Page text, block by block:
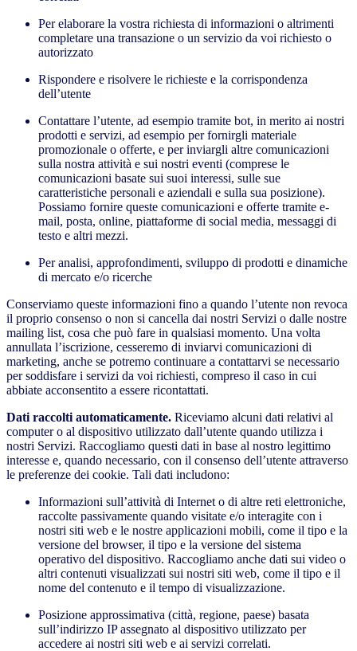
Per elaborare la vostra richiesta di informazioni o altrimenti
completare una transazione o un servizio da voi richiesto o
autorizzato
Rispondere e risolvere le richieste e la corrispondenza
dell’utente
Contattare l’utente, ad esempio tramite bot, in merito ai nostri
prodotti e servizi, ad esempio per fornirgli materiale
promozionale o offerte, e per inviargli altre comunicazioni
sulla nostra attività e sui nostri eventi (comprese le
comunicazioni basate sui suoi interessi, sulle sue
caratteristiche personali e aziendali e sulla sua posizione).
Possiamo fornire queste comunicazioni e offerte tramite e-
mail, posta, online, piattaforme di social media, messaggi di
testo e altri mezzi.
Per analisi, approfondimenti, sviluppo di prodotti e dinamiche
di mercato e/o ricerche
Conserviamo queste informazioni fino a quando l’utente non revoca
il proprio consenso o non si cancella dai nostri Servizi o dalle nostre
mailing list, cosa che può fare in qualsiasi momento. Una volta
annullata l’iscrizione, cesseremo di inviarvi comunicazioni di
marketing, anche se potremo continuare a contattarvi se necessario
per soddisfare i servizi da voi richiesti, compreso il caso in cui
abbiate acconsentito a essere ricontattati.
Dati raccolti automaticamente. Riceviamo alcuni dati relativi al
computer o al dispositivo utilizzato dall’utente quando utilizza i
nostri Servizi. Raccogliamo questi dati in base al nostro legittimo
interesse e, quando necessario, con il consenso dell’utente attraverso
le preferenze dei cookie. Tali dati includono:
Informazioni sull’attività di Internet o di altre reti elettroniche,
raccolte passivamente quando visitate e/o interagite con i
nostri siti web e le nostre applicazioni mobili, come il tipo e la
versione del browser, il tipo e la versione del sistema
operativo del dispositivo. Raccogliamo anche dati sui video o
altri contenuti visualizzati sui nostri siti web, come il tipo e il
nome del contenuto e il tempo di visualizzazione.
Posizione approssimativa (città, regione, paese) basata
sull’indirizzo IP assegnato al dispositivo utilizzato per
accedere ai nostri siti web e ai servizi correlati.